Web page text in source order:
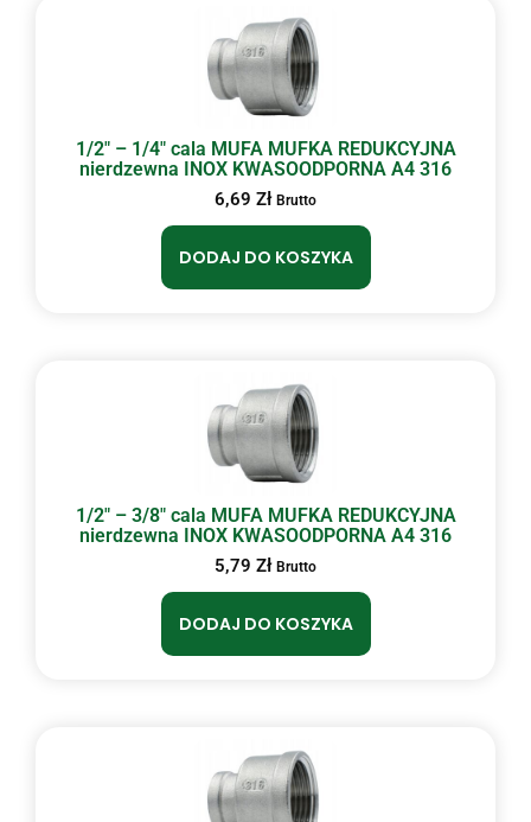
1/2″ – 1/4″ cala MUFA MUFKA REDUKCYJNA
nierdzewna INOX KWASOODPORNA A4 316
6,69 Zł Brutto
DODAJ DO KOSZYKA
1/2″ – 3/8″ cala MUFA MUFKA REDUKCYJNA
nierdzewna INOX KWASOODPORNA A4 316
5,79 Zł Brutto
DODAJ DO KOSZYKA